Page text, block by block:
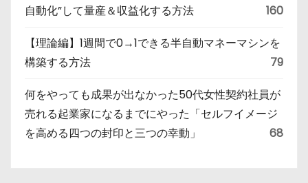
自動化”して量産＆収益化する方法
160
【理論編】1週間で0→1できる半自動マネーマシンを
構築する方法
79
何をやっても成果が出なかった50代女性契約社員が
売れる起業家になるまでにやった「セルフイメージ
を高める四つの封印と三つの幸動」
68